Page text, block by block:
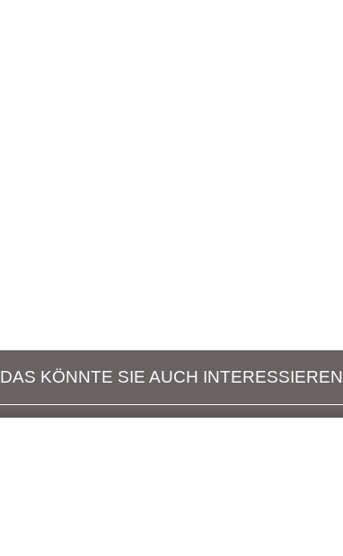
DAS KÖNNTE SIE AUCH INTERESSIEREN